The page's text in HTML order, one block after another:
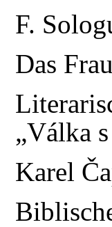
F.
Das
„Válka
Karel